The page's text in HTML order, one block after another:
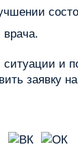
врача.
и
заявку